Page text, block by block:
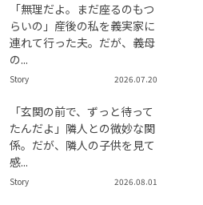
「無理だよ。まだ座るのもつ
らいの」産後の私を義実家に
連れて行った夫。だが、義母
の...
Story 2026.07.20
「玄関の前で、ずっと待って
たんだよ」隣人との微妙な関
係。だが、隣人の子供を見て
感...
Story 2026.08.01